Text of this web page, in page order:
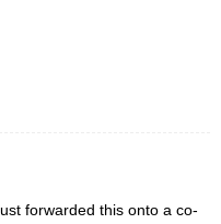
forwarded this onto a co-